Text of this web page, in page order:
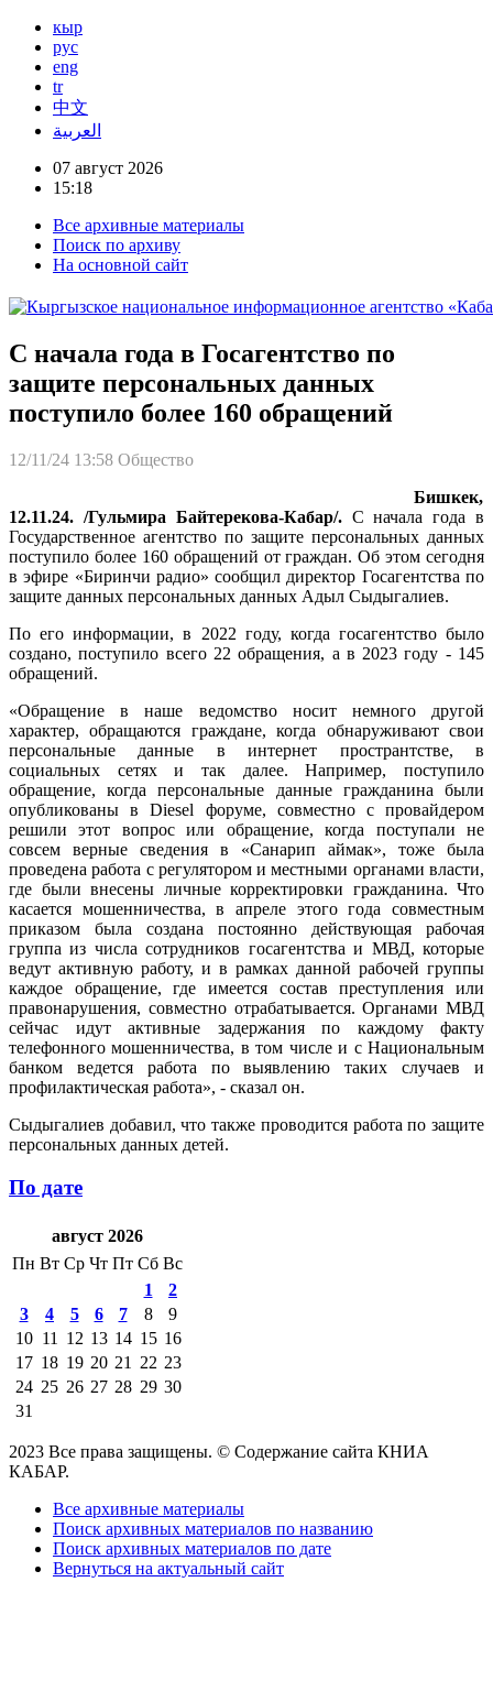
кыр
рус
eng
tr
中文
العربية
07 август 2026
15:18
Все архивные материалы
Поиск по архиву
На основной сайт
С начала года в Госагентство по
защите персональных данных
поступило более 160 обращений
12/11/24 13:58 Общество
Бишкек,
12.11.24. /Гульмира Байтерекова-Кабар/. С начала года в
Государственное агентство по защите персональных данных
поступило более 160 обращений от граждан. Об этом сегодня
в эфире «Биринчи радио» сообщил директор Госагентства по
защите данных персональных данных Адыл Сыдыгалиев.
По его информации, в 2022 году, когда госагентство было
создано, поступило всего 22 обращения, а в 2023 году - 145
обращений.
«Обращение в наше ведомство носит немного другой
характер, обращаются граждане, когда обнаруживают свои
персональные данные в интернет пространтстве, в
социальных сетях и так далее. Например, поступило
обращение, когда персональные данные гражданина были
опубликованы в Diesel форуме, совместно с провайдером
решили этот вопрос или обращение, когда поступали не
совсем верные сведения в «Санарип аймак», тоже была
проведена работа с регулятором и местными органами власти,
где были внесены личные корректировки гражданина. Что
касается мошенничества, в апреле этого года совместным
приказом была создана постоянно действующая рабочая
группа из числа сотрудников госагентства и МВД, которые
ведут активную работу, и в рамках данной рабочей группы
каждое обращение, где имеется состав преступления или
правонарушения, совместно отрабатывается. Органами МВД
сейчас идут активные задержания по каждому факту
телефонного мошенничества, в том числе и с Национальным
банком ведется работа по выявлению таких случаев и
профилактическая работа», - сказал он.
Сыдыгалиев добавил, что также проводится работа по защите
персональных данных детей.
По дате
август 2026
Пн Вт Ср Чт Пт Сб Вс
1
2
3
4 5 6 7 8
9
10 11 12 13 14 15 16
17 18 19 20 21 22 23
24 25 26 27 28 29 30
31
2023 Все права защищены. © Содержание сайта КНИА
КАБАР.
Все архивные материалы
Поиск архивных материалов по названию
Поиск архивных материалов по дате
Вернуться на актуальный сайт